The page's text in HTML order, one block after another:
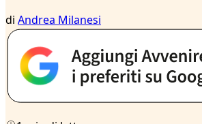
di Andrea Milanesi